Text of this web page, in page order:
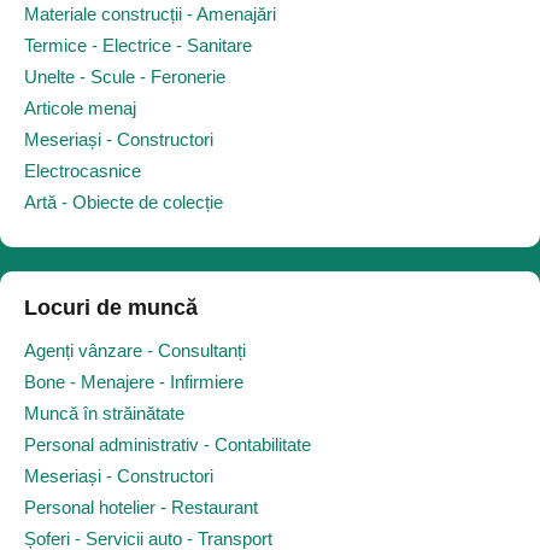
Materiale construcții - Amenajări
Termice - Electrice - Sanitare
Unelte - Scule - Feronerie
Articole menaj
Meseriași - Constructori
Electrocasnice
Artă - Obiecte de colecție
Locuri de muncă
Agenți vânzare - Consultanți
Bone - Menajere - Infirmiere
Muncă în străinătate
Personal administrativ - Contabilitate
Meseriași - Constructori
Personal hotelier - Restaurant
Șoferi - Servicii auto - Transport